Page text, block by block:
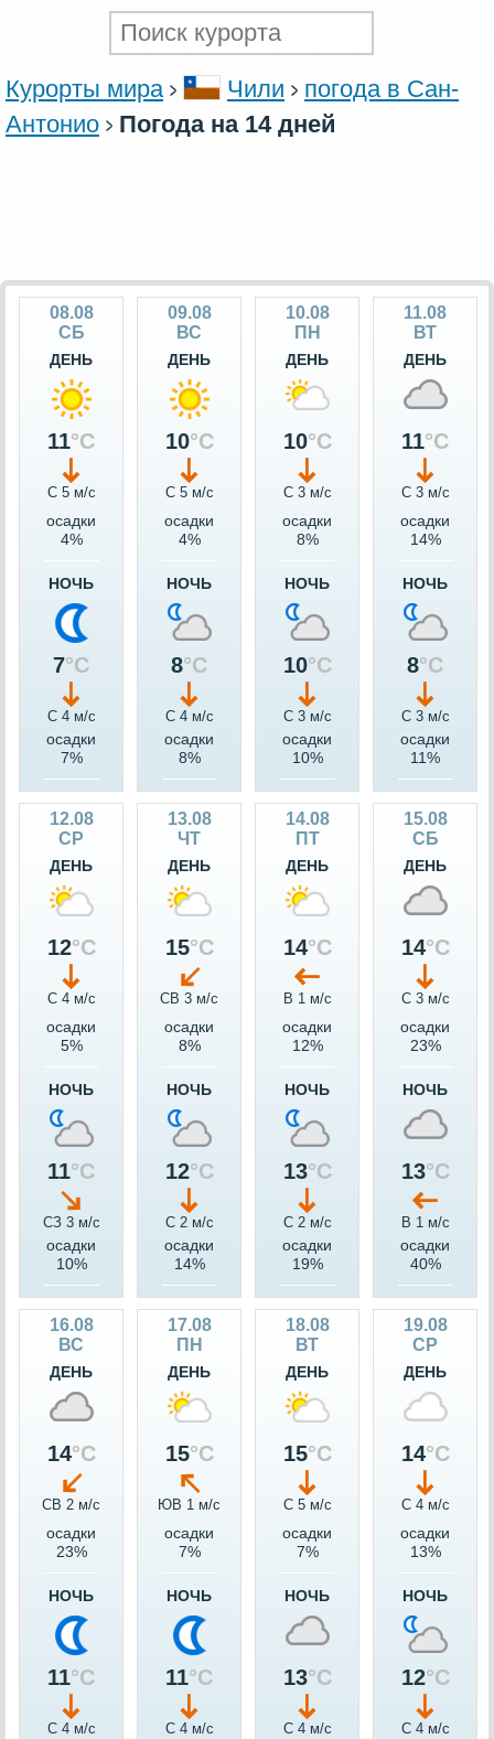
Курорты мира Чили
погода в Сан-
Антонио
Погода на 14 дней
08.08
СБ
ДЕНЬ
11°C
С 5 м/c
осадки
4%
НОЧЬ
7°C
С 4 м/c
осадки
7%
09.08
ВС
ДЕНЬ
10°C
С 5 м/c
осадки
4%
НОЧЬ
8°C
С 4 м/c
осадки
8%
10.08
ПН
ДЕНЬ
10°C
С 3 м/c
осадки
8%
НОЧЬ
10°C
С 3 м/c
осадки
10%
11.08
ВТ
ДЕНЬ
11°C
С 3 м/c
осадки
14%
НОЧЬ
8°C
С 3 м/c
осадки
11%
12.08
СР
ДЕНЬ
12°C
С 4 м/c
осадки
5%
НОЧЬ
11°C
СЗ 3 м/c
осадки
10%
13.08
ЧТ
ДЕНЬ
15°C
СВ 3 м/c
осадки
8%
НОЧЬ
12°C
С 2 м/c
осадки
14%
14.08
ПТ
ДЕНЬ
14°C
В 1 м/c
осадки
12%
НОЧЬ
13°C
С 2 м/c
осадки
19%
15.08
СБ
ДЕНЬ
14°C
С 3 м/c
осадки
23%
НОЧЬ
13°C
В 1 м/c
осадки
40%
16.08
ВС
ДЕНЬ
14°C
СВ 2 м/c
осадки
23%
НОЧЬ
11°C
С 4 м/c
17.08
ПН
ДЕНЬ
15°C
ЮВ 1 м/c
осадки
7%
НОЧЬ
11°C
С 4 м/c
18.08
ВТ
ДЕНЬ
15°C
С 5 м/c
осадки
7%
НОЧЬ
13°C
С 4 м/c
19.08
СР
ДЕНЬ
14°C
С 4 м/c
осадки
13%
НОЧЬ
12°C
С 4 м/c